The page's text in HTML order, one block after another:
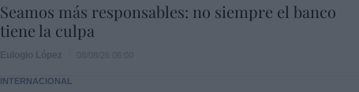
Seamos más responsables: no siempre el banco
tiene la culpa
INTERNACIONAL